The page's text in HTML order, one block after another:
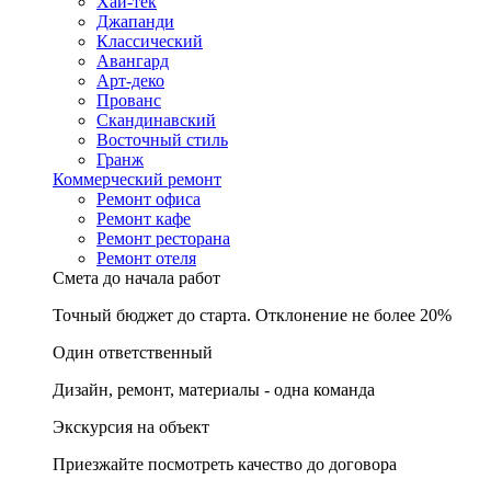
Джапанди
Классический
Авангард
Арт-деко
Прованс
Скандинавский
Восточный стиль
Гранж
Коммерческий ремонт
Ремонт офиса
Ремонт кафе
Ремонт ресторана
Ремонт отеля
Смета до начала работ
Точный бюджет до старта. Отклонение не более 20%
Один ответственный
Дизайн, ремонт, материалы - одна команда
Экскурсия на объект
Приезжайте посмотреть качество до договора